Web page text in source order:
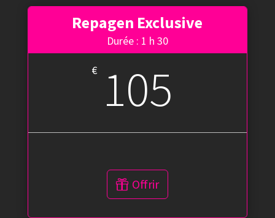
Repagen Exclusive
Durée : 1 h 30
€ 105
Offrir